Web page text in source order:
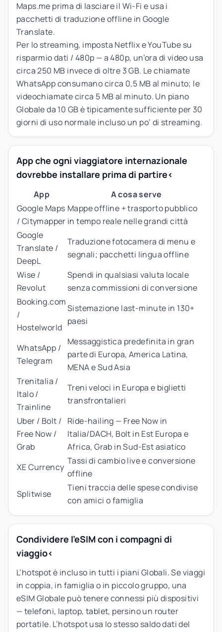
Maps.me prima di lasciare il Wi-Fi e usa i
pacchetti di traduzione offline in Google
Translate.
Per lo streaming, imposta Netflix e YouTube su
risparmio dati / 480p — a 480p, un’ora di video usa
circa 250 MB invece di oltre 3 GB. Le chiamate
WhatsApp consumano circa 0,5 MB al minuto; le
videochiamate circa 5 MB al minuto. Un piano
Globale da 10 GB è tipicamente sufficiente per 30
giorni di uso normale incluso un po’ di streaming.
App che ogni viaggiatore internazionale
dovrebbe installare prima di partire<
App
A cosa serve
Google Maps
/ Citymapper
Mappe offline + trasporto pubblico
in tempo reale nelle grandi città
Google
Translate /
DeepL
Traduzione fotocamera di menu e
segnali; pacchetti lingua offline
Wise /
Revolut
Spendi in qualsiasi valuta locale
senza commissioni di conversione
Booking.com
/
Hostelworld
Sistemazione last-minute in 130+
paesi
WhatsApp /
Telegram
Messaggistica predefinita in gran
parte di Europa, America Latina,
MENA e Sud Asia
Trenitalia /
Italo /
Trainline
Treni veloci in Europa e biglietti
transfrontalieri
Uber / Bolt /
Free Now /
Grab
Ride-hailing — Free Now in
Italia/DACH, Bolt in Est Europa e
Africa, Grab in Sud-Est asiatico
XE Currency
Tassi di cambio live e conversione
offline
Splitwise
Tieni traccia delle spese condivise
con amici o famiglia
Condividere l'eSIM con i compagni di
viaggio<
L’hotspot è incluso in tutti i piani Globali. Se viaggi
in coppia, in famiglia o in piccolo gruppo, una
eSIM Globale può tenere connessi più dispositivi
— telefoni, laptop, tablet, persino un router
portatile. L’hotspot usa lo stesso saldo dati del